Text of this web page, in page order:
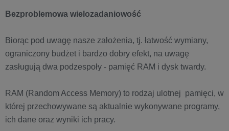
Bezproblemowa wielozadaniowość
Biorąc pod uwagę nasze założenia, tj. łatwość wymiany,
ograniczony budżet i bardzo dobry efekt, na uwagę
zasługują dwa podzespoły - pamięć RAM i dysk twardy.
RAM (Random Access Memory) to rodzaj ulotnej pamięci, w
której przechowywane są aktualnie wykonywane programy,
ich dane oraz wyniki ich pracy.